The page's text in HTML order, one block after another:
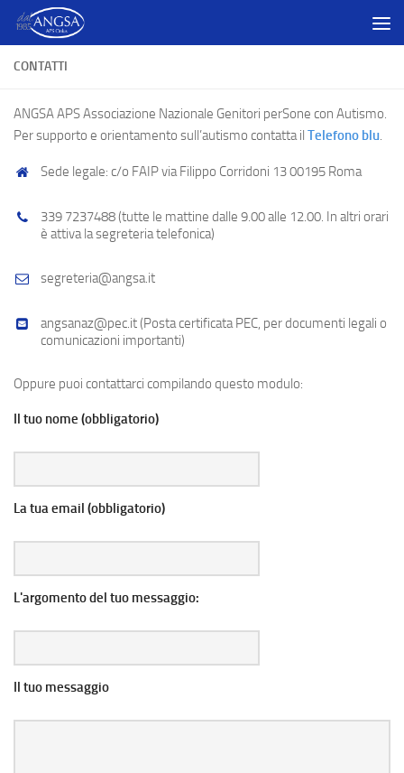
Salta al contenuto
CONTATTI
ANGSA APSAssociazione Nazionale Genitori perSone con Autismo.
Per supporto e orientamento sull’autismo contatta il Telefono blu.
Sede legale: c/o FAIP via Filippo Corridoni 13 00195 Roma
339 7237488 (tutte le mattine dalle 9.00 alle 12.00. In altri orari
è attiva la segreteria telefonica)
segreteria@angsa.it
angsanaz@pec.it (Posta certificata PEC, per documenti legali o
comunicazioni importanti)
Oppure puoi contattarci compilando questo modulo:
Il tuo nome (obbligatorio)
La tua email (obbligatorio)
L'argomento del tuo messaggio:
Il tuo messaggio